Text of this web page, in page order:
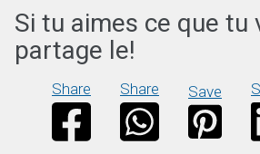
Si tu aimes ce que tu
partage le!
Share Share Save